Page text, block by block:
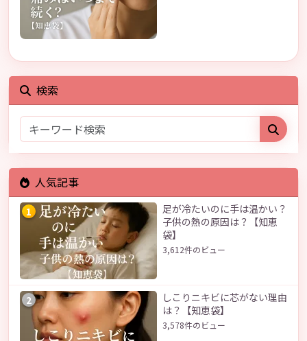
検索
人気記事
1
足が冷たいのに手は温かい？
子供の熱の原因は？【知恵
袋】
3,612件のビュー
2
しこりニキビに芯がない理由
は？【知恵袋】
3,578件のビュー